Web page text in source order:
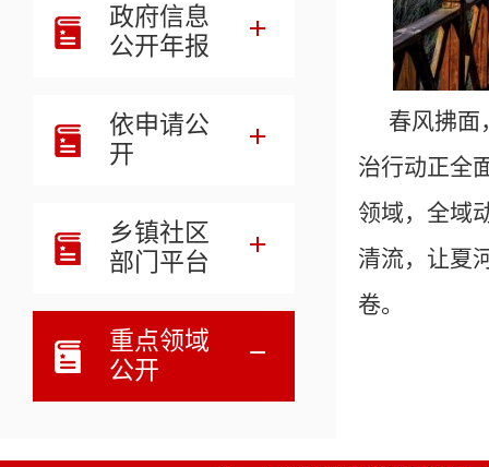
政府信息
公开年报
依申请公
开
乡镇社区
部门平台
重点领域
公开
春风拂面
治行动正全
领域，全域
清流，让夏
卷。